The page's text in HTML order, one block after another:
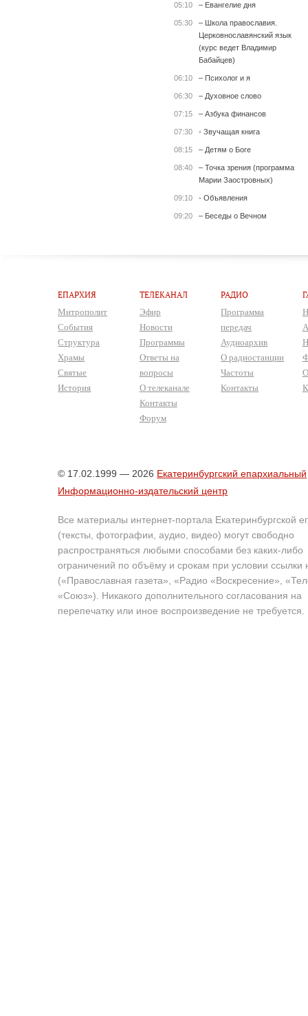
05:10 – Евангелие дня
05:30
– Школа православия.
Церковнославянский язык
(курс ведет Владимир
Бабайцев)
06:10 – Психолог и я
06:30 – Духовное слово
07:15 – Азбука финансов
07:30 - Звучащая книга
08:15 – Детям о Боге
08:40
– Точка зрения (программа
Марии Заостровных)
09:10 - Объявления
09:20 – Беседы о Вечном
ЕПАРХИЯ
Митрополит
События
Структура
Храмы
Святые
История
ТЕЛЕКАНАЛ
Эфир
Новости
Программы
Ответы на
вопросы
О телеканале
Контакты
Форум
РАДИО
Программа
передач
Аудиоархив
О радиостанции
Частоты
Контакты
© 17.02.1999 — 2026 Екатеринбургский епархиальный
Информационно-издательский центр
Все материалы интернет-портала Екатеринбургской
(тексты, фотографии, аудио, видео) могут свободно
распространяться любыми способами без каких-либо
ограничений по объёму и срокам при условии ссылки
(«Православная газета», «Радио «Воскресение»,
«Союз»). Никакого дополнительного согласования на
перепечатку или иное воспроизведение не требуется.